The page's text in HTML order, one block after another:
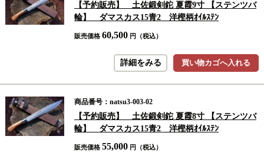
【予約販売】 土佐鍛剣鉈 夏霞9寸 【ステンツバ
輪】 ダマスカス15青2 洋樫柄ｵｲﾙｽﾃﾝ
販売価格 60,500 円（税込）
買い物カゴへ入れる
詳細をみる
商品番号：natsu3-003-02
【予約販売】 土佐鍛剣鉈 夏霞8寸 【ステンツバ
輪】 ダマスカス15青2 洋樫柄ｵｲﾙｽﾃﾝ
販売価格 55,000 円（税込）